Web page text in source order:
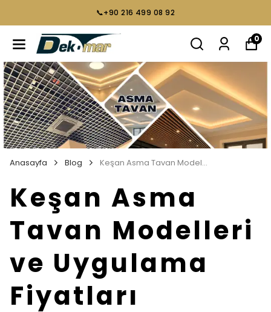
📞+90 216 499 08 92
0
Anasayfa Blog Keşan Asma Tavan Modelleri ve Uygulama Fiyatları
Keşan Asma
Tavan Modelleri
ve Uygulama
Fiyatları